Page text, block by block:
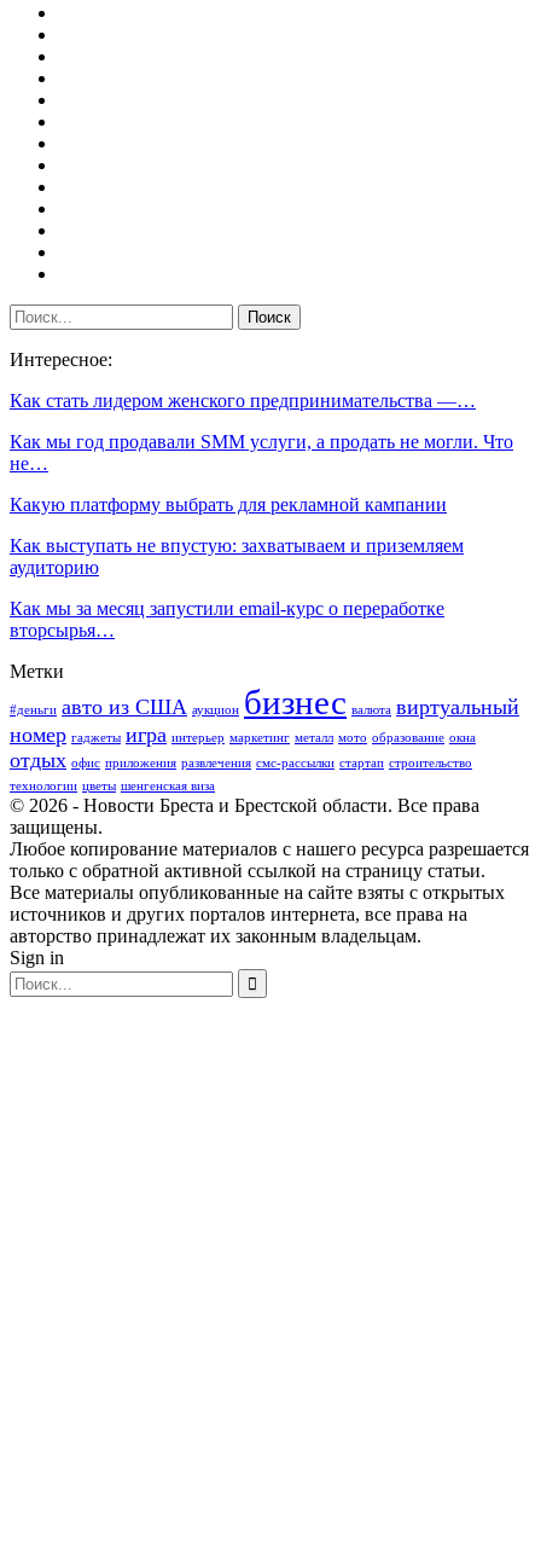
Интересное:
Как стать лидером женского предпринимательства —…
Как мы год продавали SMM услуги, а продать не могли. Что
не…
Какую платформу выбрать для рекламной кампании
Как выступать не впустую: захватываем и приземляем
аудиторию
Как мы за месяц запустили email-курс о переработке
вторсырья…
Метки
#деньги авто из США аукцион бизнес валюта виртуальный
номер гаджеты игра интерьер маркетинг металл мото образование окна
отдых офис приложения развлечения смс-рассылки стартап строительство
технологии цветы шенгенская виза
© 2026 - Новости Бреста и Брестской области. Все права
защищены.
Любое копирование материалов с нашего ресурса разрешается
только с обратной активной ссылкой на страницу статьи.
Все материалы опубликованные на сайте взяты с открытых
источников и других порталов интернета, все права на
авторство принадлежат их законным владельцам.
Sign in